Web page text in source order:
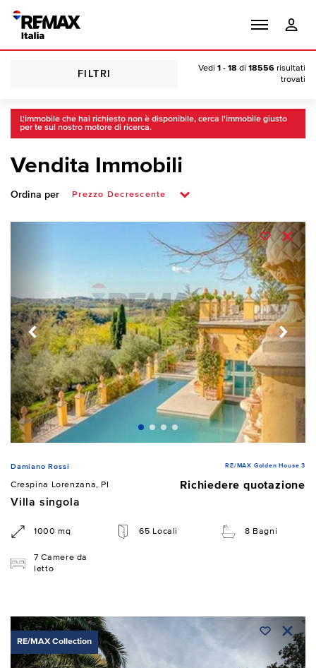
FILTRI
Vedi 1 - 18 di 18556 risultati
trovati
L'immobile che hai richiesto non è disponibile, cerca l'immobile giusto
per te sul nostro motore di ricerca.
Vendita Immobili
Ordina per
Damiano Rossi RE/MAX Golden House 3
Crespina Lorenzana, PI
Richiedere quotazione
Villa singola
1000 mq 65 Locali 8 Bagni
7 Camere da
letto
RE/MAX Collection